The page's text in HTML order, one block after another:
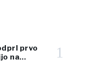
prvo
na
1